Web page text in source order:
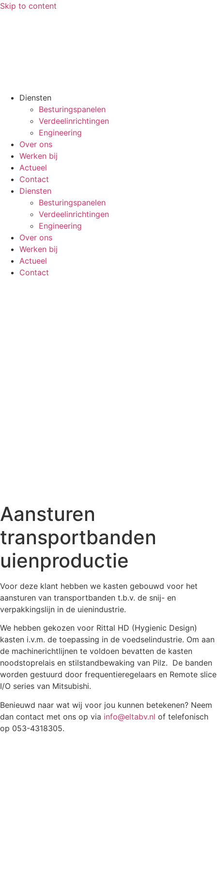
Skip to content
Diensten
Besturingspanelen
Verdeelinrichtingen
Engineering
Over ons
Werken bij
Actueel
Contact
Diensten
Besturingspanelen
Verdeelinrichtingen
Engineering
Over ons
Werken bij
Actueel
Contact
Aansturen
transportbanden
uienproductie
Voor deze klant hebben we kasten gebouwd voor het
aansturen van transportbanden t.b.v. de snij- en
verpakkingslijn in de uienindustrie.
We hebben gekozen voor Rittal HD (Hygienic Design)
kasten i.v.m. de toepassing in de voedselindustrie. Om aan
de machinerichtlijnen te voldoen bevatten de kasten
noodstoprelais en stilstandbewaking van Pilz. De banden
worden gestuurd door frequentieregelaars en Remote slice
I/O series van Mitsubishi.
Benieuwd naar wat wij voor jou kunnen betekenen? Neem
dan contact met ons op via info@eltabv.nl of telefonisch
op 053-4318305.